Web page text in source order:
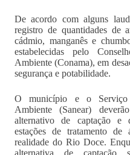
De acordo com alguns
registro de quantidades de
cádmio, manganês e
estabelecidas pelo
Ambiente (Conama), em
segurança e potabilidade.
O município e o Serviço
Ambiente (Sanear)
alternativo de captação e
estações de tratamento de
realidade do Rio Doce.